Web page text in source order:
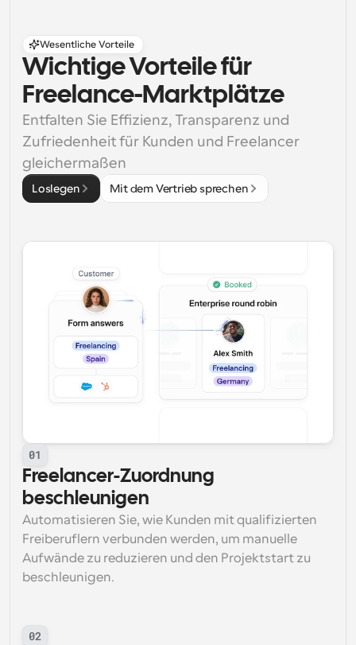
Wesentliche Vorteile
Wichtige Vorteile für
Freelance-Marktplätze
Entfalten Sie Effizienz, Transparenz und
Zufriedenheit für Kunden und Freelancer
gleichermaßen
Loslegen Mit dem Vertrieb sprechen
01
Freelancer-Zuordnung
beschleunigen
Automatisieren Sie, wie Kunden mit qualifizierten
Freiberuflern verbunden werden, um manuelle
Aufwände zu reduzieren und den Projektstart zu
beschleunigen.
02